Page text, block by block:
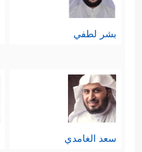
بشر لطفي
سعد الغامدي